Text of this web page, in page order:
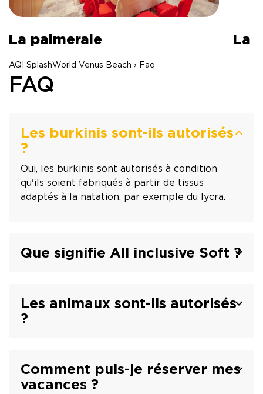
La palmeraie La
AQI SplashWorld Venus Beach › Faq
FAQ
Les burkinis sont-ils autorisés
?
Oui, les burkinis sont autorisés à condition
qu'ils soient fabriqués à partir de tissus
adaptés à la natation, par exemple du lycra.
Que signifie All inclusive Soft ?
Les animaux sont-ils autorisés
?
Comment puis-je réserver mes
vacances ?